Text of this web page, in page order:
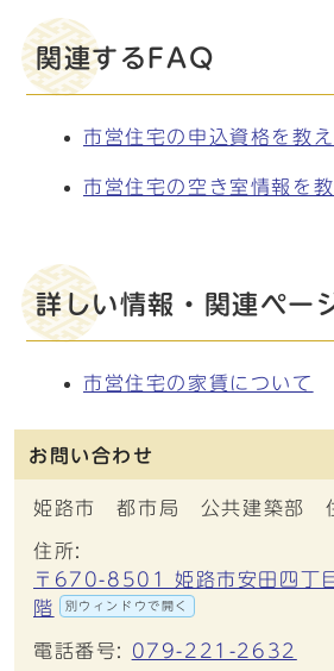
関連するFAQ
市営住宅の申込資格を教え
市営住宅の空き室情報を
詳しい情報・関連ペー
市営住宅の家賃について
お問い合わせ
姫路市 都市局 公共建築部
住所:
〒670-8501 姫路市安田四丁
階
別ウィンドウで開く
電話番号: 079-221-2632